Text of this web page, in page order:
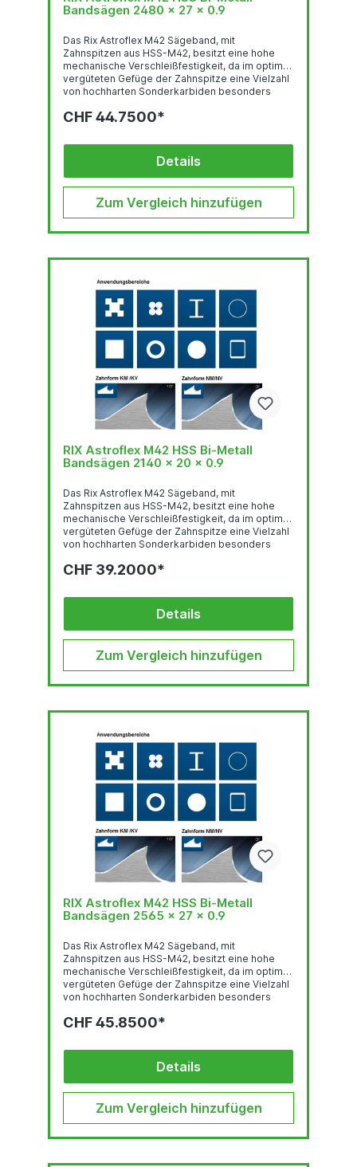
Bandsägen 2480 x 27 x 0.9
Das Rix Astroflex M42 Sägeband, mit
Zahnspitzen aus HSS-M42, besitzt eine hohe
mechanische Verschleißfestigkeit, da im optimal
vergüteten Gefüge der Zahnspitze eine Vielzahl
von hochharten Sonderkarbiden besonders
in einer temperaturbeständigen martensitischen
für eine sehr gute thermische
Verschleißfestigkeit. Das Trägerband aus
hochlegiertem, chromhaltigen Federstahl ist der
Garant für hervorragende
CHF 44.7500*
Details
Zum Vergleich hinzufügen
RIX Astroflex M42 HSS Bi-Metall
Bandsägen 2140 x 20 x 0.9
Das Rix Astroflex M42 Sägeband, mit
Zahnspitzen aus HSS-M42, besitzt eine hohe
mechanische Verschleißfestigkeit, da im optimal
vergüteten Gefüge der Zahnspitze eine Vielzahl
von hochharten Sonderkarbiden besonders
in einer temperaturbeständigen martensitischen
für eine sehr gute thermische
Verschleißfestigkeit. Das Trägerband aus
hochlegiertem, chromhaltigen Federstahl ist der
Garant für hervorragende
CHF 39.2000*
Details
Zum Vergleich hinzufügen
RIX Astroflex M42 HSS Bi-Metall
Bandsägen 2565 x 27 x 0.9
Das Rix Astroflex M42 Sägeband, mit
Zahnspitzen aus HSS-M42, besitzt eine hohe
mechanische Verschleißfestigkeit, da im optimal
vergüteten Gefüge der Zahnspitze eine Vielzahl
von hochharten Sonderkarbiden besonders
in einer temperaturbeständigen martensitischen
für eine sehr gute thermische
Verschleißfestigkeit. Das Trägerband aus
hochlegiertem, chromhaltigen Federstahl ist der
Garant für hervorragende
CHF 45.8500*
Details
Zum Vergleich hinzufügen